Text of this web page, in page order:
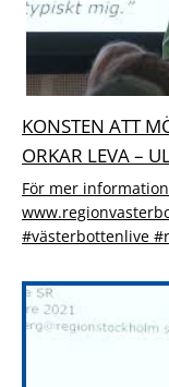
KONSTEN ATT
ORKAR LEVA –
För mer
#västerbottenlive